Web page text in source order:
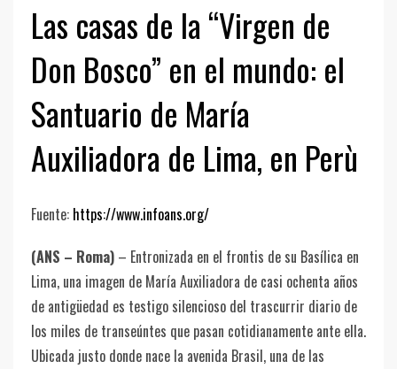
Las casas de la “Virgen de
Don Bosco” en el mundo: el
Santuario de María
Auxiliadora de Lima, en Perù
Fuente: https://www.infoans.org/
(ANS – Roma) – Entronizada en el frontis de su Basílica en
Lima, una imagen de María Auxiliadora de casi ochenta años
de antigüedad es testigo silencioso del trascurrir diario de
los miles de transeúntes que pasan cotidianamente ante ella.
Ubicada justo donde nace la avenida Brasil, una de las